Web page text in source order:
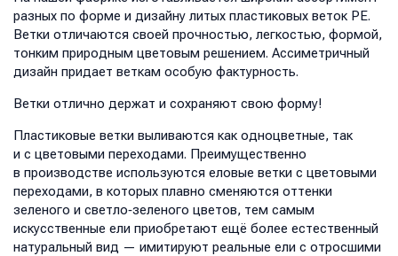
разных по форме и дизайну литых пластиковых веток PE.
Ветки отличаются своей прочностью, легкостью, формой,
тонким природным цветовым решением. Ассиметричный
дизайн придает веткам особую фактурность.
Ветки отлично держат и сохраняют свою форму!
Пластиковые ветки выливаются как одноцветные, так
и с цветовыми переходами. Преимущественно
в производстве используются еловые ветки с цветовыми
переходами, в которых плавно сменяются оттенки
зеленого и светло‑зеленого цветов, тем самым
искусственные ели приобретают ещё более естественный
натуральный вид — имитируют реальные ели с отросшими